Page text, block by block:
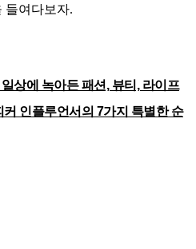
들여다보자.
일상에 녹아든 패션, 뷰티, 라이프
인플루언서의 7가지 특별한 순